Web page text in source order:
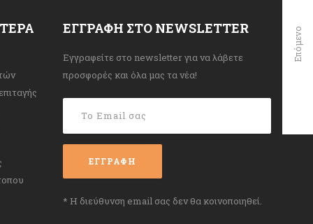
Επόμενο
ΕΓΓΡΑΦΉ ΣΤΟ NEWSLETTER
Εγγραφείτε στο newsletter για να λάβετε
προσφορές και όλα μας τα νέα!
* Η διεύθυνση email σας δεν θα κοινοποιηθεί.